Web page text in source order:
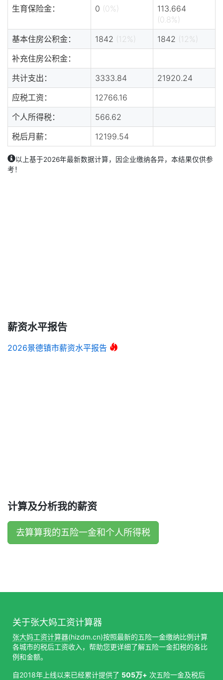
生育保险金：
0 (0%)
113.664
(0.8%)
基本住房公积金：
1842 (12%) 1842 (12%)
补充住房公积金：
共计支出：
3333.84
21920.24
应税工资：
12766.16
个人所得税：
566.62
税后月薪：
12199.54
以上基于2026年最新数据计算，因企业缴纳各异，本结果仅供参
考！
薪资水平报告
2026景德镇市薪资水平报告
计算及分析我的薪资
去算算我的五险一金和个人所得税
关于张大妈工资计算器
张大妈工资计算器(hizdm.cn)按照最新的五险一金缴纳比例计算
各城市的税后工资收入，帮助您更详细了解五险一金扣税的各比
例和金额。
自2018年上线以来已经累计提供了 505万+ 次五险一金及税后